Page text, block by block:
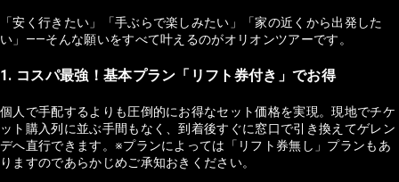
「安く行きたい」「手ぶらで楽しみたい」「家の近くから出発した
い」——そんな願いをすべて叶えるのがオリオンツアーです。
1. コスパ最強！基本プラン「リフト券付き」でお得
個人で手配するよりも圧倒的にお得なセット価格を実現。現地でチケ
ット購入列に並ぶ手間もなく、到着後すぐに窓口で引き換えてゲレン
デへ直行できます。※プランによっては「リフト券無し」プランもあ
りますのであらかじめご承知おきください。